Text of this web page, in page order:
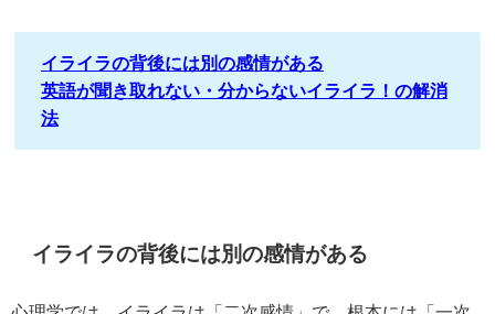
イライラの背後には別の感情がある
英語が聞き取れない・分からないイライラ！の解消
法
イライラの背後には別の感情がある